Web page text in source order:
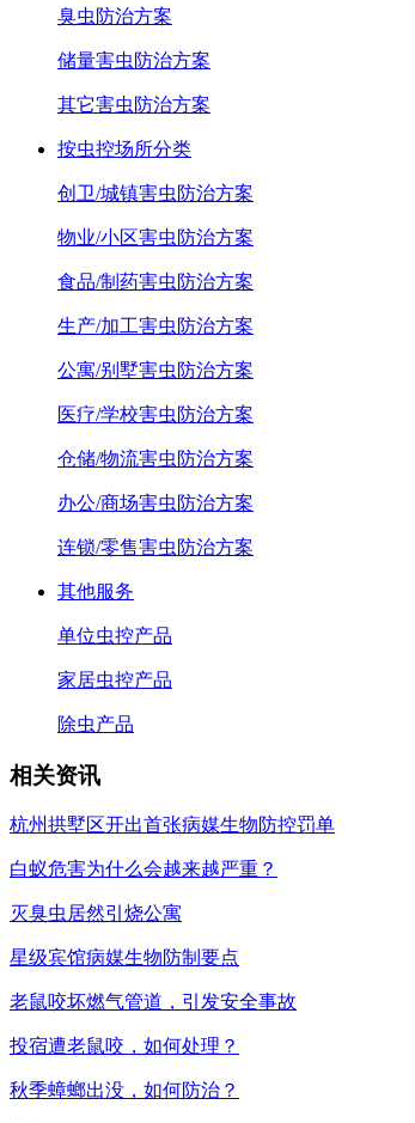
臭虫防治方案
储量害虫防治方案
其它害虫防治方案
按虫控场所分类
创卫/城镇害虫防治方案
物业/小区害虫防治方案
食品/制药害虫防治方案
生产/加工害虫防治方案
公寓/别墅害虫防治方案
医疗/学校害虫防治方案
仓储/物流害虫防治方案
办公/商场害虫防治方案
连锁/零售害虫防治方案
其他服务
单位虫控产品
家居虫控产品
除虫产品
相关资讯
杭州拱墅区开出首张病媒生物防控罚单
白蚁危害为什么会越来越严重？
灭臭虫居然引烧公寓
星级宾馆病媒生物防制要点
老鼠咬坏燃气管道，引发安全事故
投宿遭老鼠咬，如何处理？
秋季蟑螂出没，如何防治？